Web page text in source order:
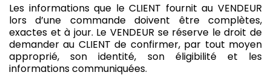
Les informations que le CLIENT fournit au VENDEUR
lors d’une commande doivent être complètes,
exactes et à jour. Le VENDEUR se réserve le droit de
demander au CLIENT de confirmer, par tout moyen
approprié, son identité, son éligibilité et les
informations communiquées.